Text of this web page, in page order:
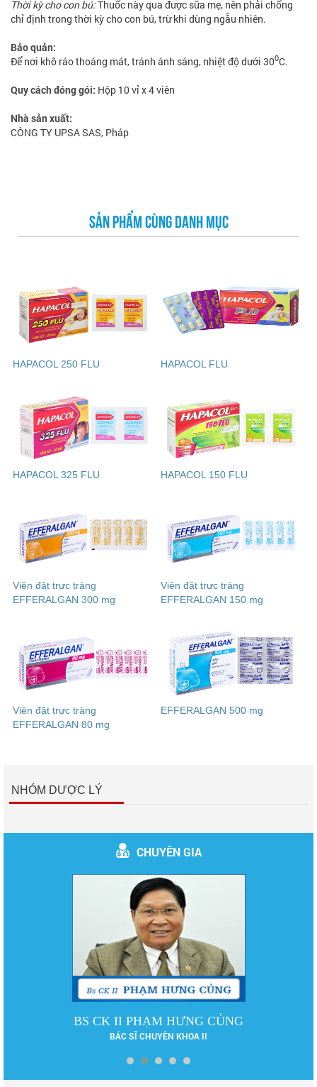
Thời kỳ cho con bú:Thuốc này qua được sữa mẹ, nên phải chống
chỉ định trong thời kỳ cho con bú, trừ khi dùng ngẫu nhiên.
Bảo quản:
Để nơi khô ráo thoáng mát, tránh ánh sáng, nhiệt độ dưới 300C.
Quy cách đóng gói: Hộp 10 vỉ x 4 viên
Nhà sản xuất:
CÔNG TY UPSA SAS, Pháp
SẢN PHẨM CÙNG DANH MỤC
HAPACOL 250 FLU HAPACOL FLU
HAPACOL 325 FLU HAPACOL 150 FLU
Viên đặt trực tràng
EFFERALGAN 300 mg
Viên đặt trực tràng
EFFERALGAN 150 mg
Viên đặt trực tràng
EFFERALGAN 80 mg
EFFERALGAN 500 mg
NHÓM DƯỢC LÝ
CHUYÊN GIA
DS LÊ PHƯƠNG
DƯỢC SĨ ĐẠI HỌC